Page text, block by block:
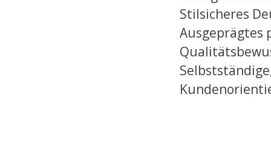
Stilsicheres
Ausgeprägtes